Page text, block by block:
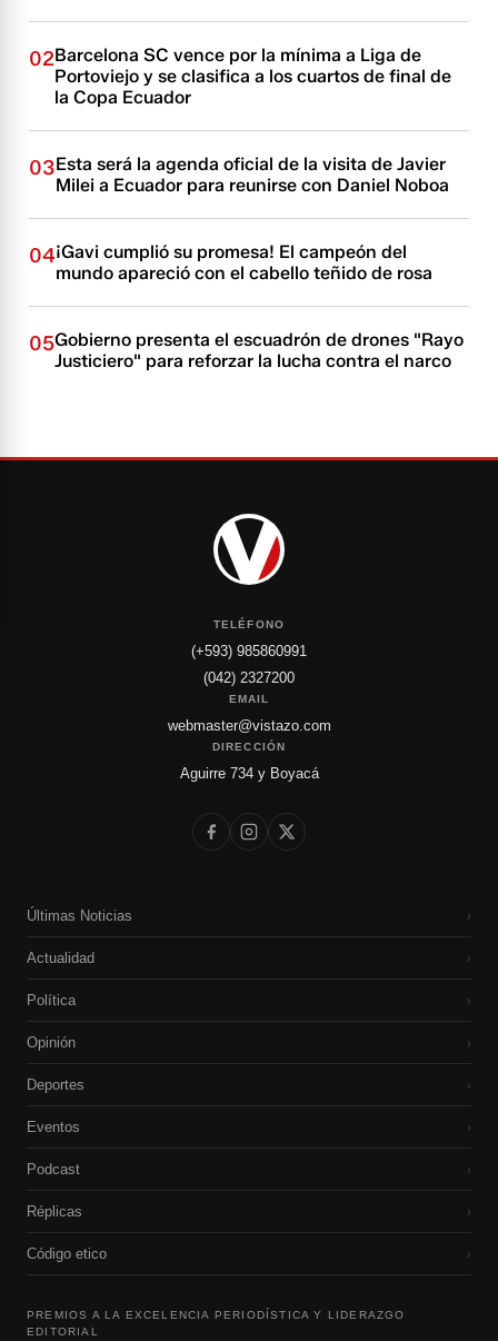
02Barcelona SC vence por la mínima a Liga de
Portoviejo y se clasifica a los cuartos de final de
la Copa Ecuador
03Esta será la agenda oficial de la visita de Javier
Milei a Ecuador para reunirse con Daniel Noboa
04¡Gavi cumplió su promesa! El campeón del
mundo apareció con el cabello teñido de rosa
05Gobierno presenta el escuadrón de drones "Rayo
Justiciero" para reforzar la lucha contra el narco
TELÉFONO
(+593) 985860991
(042) 2327200
EMAIL
webmaster@vistazo.com
DIRECCIÓN
Aguirre 734 y Boyacá
Últimas Noticias ›
Actualidad ›
Política ›
Opinión ›
Deportes ›
Eventos ›
Podcast ›
Réplicas ›
Código etico ›
PREMIOS A LA EXCELENCIA PERIODÍSTICA Y LIDERAZGO
EDITORIAL